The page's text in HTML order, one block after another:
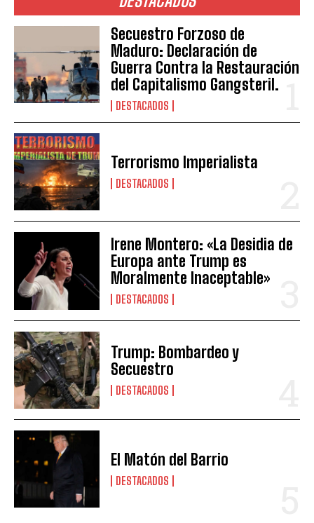
Secuestro Forzoso de
Maduro: Declaración de
Guerra Contra la Restauración
del Capitalismo Gangsteril.
DESTACADOS
Terrorismo Imperialista
DESTACADOS
Irene Montero: «La Desidia de
Europa ante Trump es
Moralmente Inaceptable»
DESTACADOS
Trump: Bombardeo y
Secuestro
DESTACADOS
El Matón del Barrio
DESTACADOS